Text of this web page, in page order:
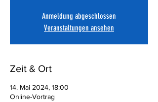
Anmeldung abgeschlossen
Veranstaltungen ansehen
Zeit & Ort
14. Mai 2024, 18:00
Online-Vortrag